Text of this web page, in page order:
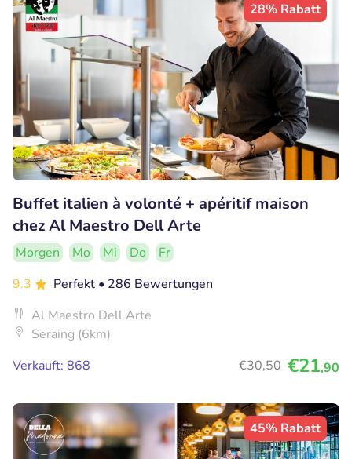
28% Rabatt
Buffet italien à volonté + apéritif maison
chez Al Maestro Dell Arte
Morgen Mo Mi Do
Fr
9.3
Perfekt • 286 Bewertungen
Al Maestro Dell Arte
Seraing (6km)
Verkauft: 868
€30,50 €21,90
45% Rabatt